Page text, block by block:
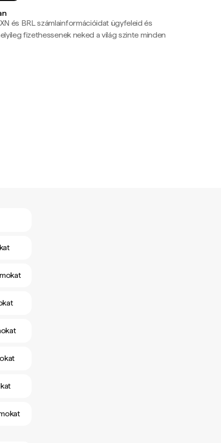
és BRL számlainformációidat ügyfeleid és
fizethessenek neked a világ szinte minden